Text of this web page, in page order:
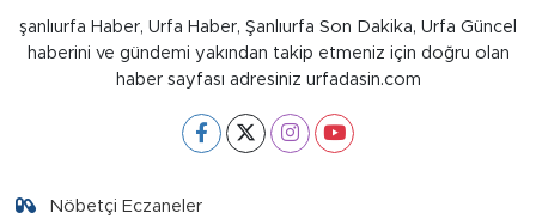
şanlıurfa Haber, Urfa Haber, Şanlıurfa Son Dakika, Urfa Güncel
haberini ve gündemi yakından takip etmeniz için doğru olan
haber sayfası adresiniz urfadasin.com
Nöbetçi Eczaneler